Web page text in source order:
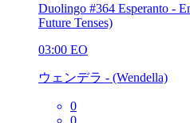
Duolingo #364 Esperanto -
Future Tenses)
03:00 EO
ウェンデラ - (Wendella)
0
0